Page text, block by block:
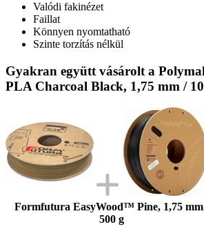
Valódi fakinézet
Faillat
Könnyen nyomtatható
Szinte torzítás nélkül
Gyakran együtt vásárolt a
PLA Charcoal Black, 1,75 mm /
Formfutura EasyWood™ Pine, 1,75
500 g